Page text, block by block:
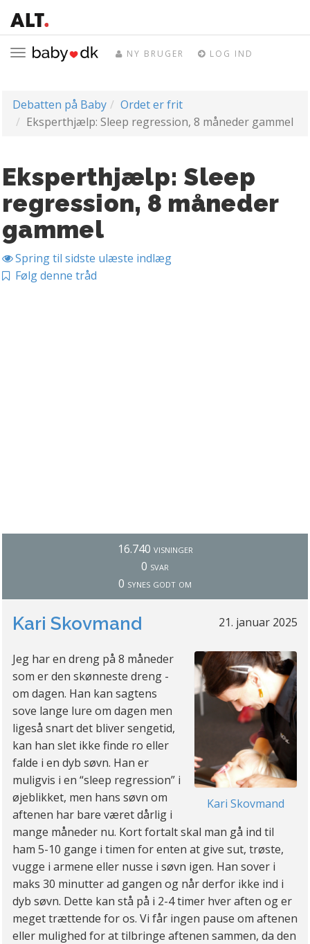
Toggle
NY BRUGER LOG IND
Debatten på Baby
Ordet er frit
Eksperthjælp: Sleep regression, 8 måneder gammel
Eksperthjælp: Sleep
regression, 8 måneder
gammel
Spring til sidste ulæste indlæg
Følg denne tråd
16.740 visninger
0 svar
0 synes godt om
21. januar 2025
Kari Skovmand
Kari Skovmand
Jeg har en dreng på 8 måneder
som er den skønneste dreng -
om dagen. Han kan sagtens
sove lange lure om dagen men
ligeså snart det bliver sengetid,
kan han slet ikke finde ro eller
falde i en dyb søvn. Han er
muligvis i en “sleep regression” i
øjeblikket, men hans søvn om
aftenen har bare været dårlig i
mange måneder nu. Kort fortalt skal man gå ind til
ham 5-10 gange i timen for enten at give sut, trøste,
vugge i armene eller nusse i søvn igen. Han sover i
maks 30 minutter ad gangen og når derfor ikke ind i
dyb søvn. Dette kan stå på i 2-4 timer hver aften og er
meget trættende for os. Vi får ingen pause om aftenen
eller mulighed for at tilbringe aftenen sammen, da den